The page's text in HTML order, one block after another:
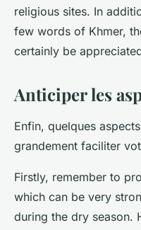
religious sites. In
few words of Khmer,
certainly be
Anticiper les
Enfin, quelques
grandement faciliter
Firstly, remember to
which can be very
during the dry season.